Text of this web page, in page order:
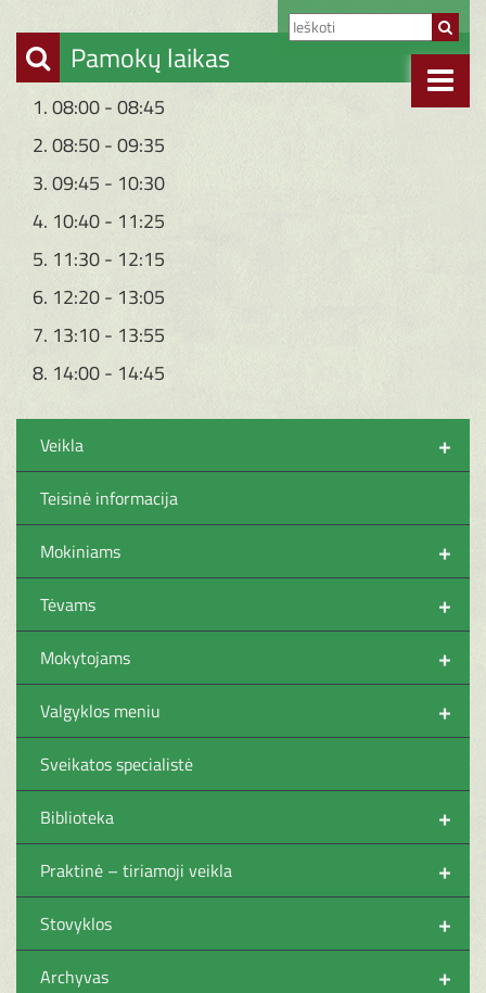
Pamokų laikas
1. 08:00 - 08:45
2. 08:50 - 09:35
3. 09:45 - 10:30
4. 10:40 - 11:25
5. 11:30 - 12:15
6. 12:20 - 13:05
7. 13:10 - 13:55
8. 14:00 - 14:45
+
Veikla
Teisinė informacija
+
Mokiniams
+
Tėvams
+
Mokytojams
+
Valgyklos meniu
Sveikatos specialistė
+
Biblioteka
+
Praktinė – tiriamoji veikla
+
Stovyklos
+
Archyvas